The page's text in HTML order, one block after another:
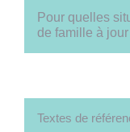
Pour quelles
de famille à jour
Textes de